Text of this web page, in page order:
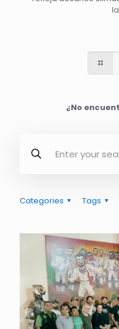
¿No
Categories Tags